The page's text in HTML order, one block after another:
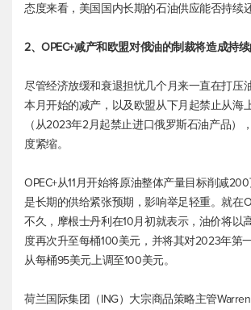
态度来看，美国国内长期的石油供应能否持续
2、OPEC+减产和欧盟对俄油的制裁将造成持
尽管经济放缓和衰退担忧几个月来一直在打压
本月开始的减产，以及欧盟从下月起禁止从海
（从2023年2月起禁止进口俄罗斯石油产品）
度紧缩。
OPEC+从11月开始将原油整体产量目标削减
是长期的供给紧张预期，影响举足轻重。就在
不久，摩根士丹利在10月初就表示，油价将以
度再次升至每桶100美元，并将其对2023年第
从每桶95美元上调至100美元。
荷兰国际集团（ING）大宗商品策略主管Warren